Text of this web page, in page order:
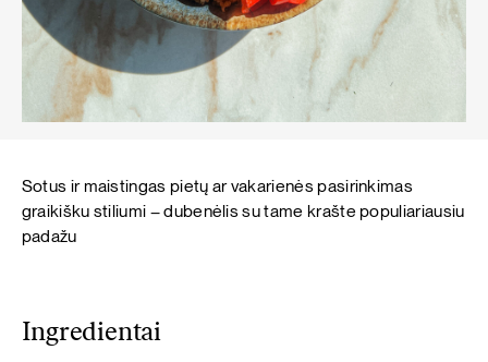
Ingredientai
Sotus ir maistingas pietų ar vakarienės pasirinkimas
graikišku stiliumi – dubenėlis su tame krašte populiariausiu
padažu